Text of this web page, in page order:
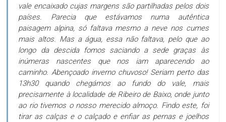
vale encaixado cujas margens são partilhadas pelos dois
países. Parecia que estávamos numa autêntica
paisagem alpina, só faltava mesmo a neve nos cumes
mais altos. Mas a água, essa não faltava, pelo que ao
longo da descida fomos saciando a sede graças às
inúmeras nascentes que nos iam aparecendo ao
caminho. Abençoado inverno chuvoso! Seriam perto das
13h30 quando chegámos ao fundo do vale, mais
precisamente à localidade de Ribeiro de Baixo, onde junto
ao rio tivemos o nosso merecido almoço. Findo este, foi
tirar as calças e o calçado e enfiar as pernas e joelhos